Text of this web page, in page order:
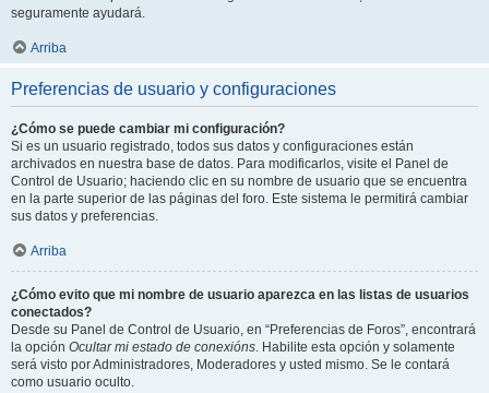
seguramente ayudará.
Arriba
Preferencias de usuario y configuraciones
¿Cómo se puede cambiar mi configuración?
Si es un usuario registrado, todos sus datos y configuraciones están
archivados en nuestra base de datos. Para modificarlos, visite el Panel de
Control de Usuario; haciendo clic en su nombre de usuario que se encuentra
en la parte superior de las páginas del foro. Este sistema le permitirá cambiar
sus datos y preferencias.
Arriba
¿Cómo evito que mi nombre de usuario aparezca en las listas de usuarios
conectados?
Desde su Panel de Control de Usuario, en “Preferencias de Foros”, encontrará
la opción Ocultar mi estado de conexións. Habilite esta opción y solamente
será visto por Administradores, Moderadores y usted mismo. Se le contará
como usuario oculto.